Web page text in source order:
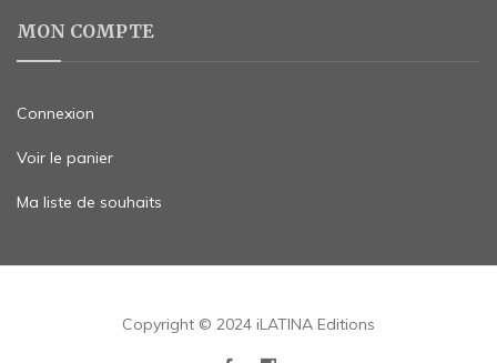
MON COMPTE
Connexion
Voir le panier
Ma liste de souhaits
Copyright © 2024 iLATINA Editions